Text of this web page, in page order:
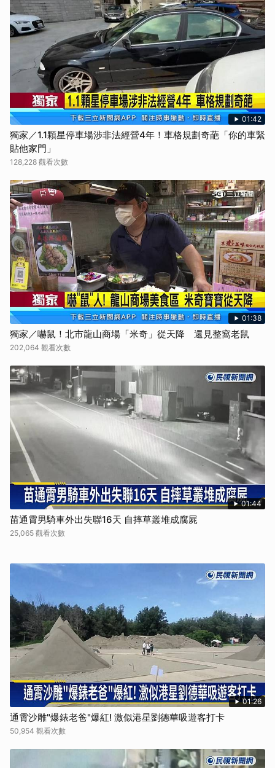
01:42
獨家／1.1顆星停車場涉非法經營4年！車格規劃奇葩「你的車緊
貼他家門」
128,228 觀看次數
01:38
獨家／嚇鼠！北市龍山商場「米奇」從天降 還見整窩老鼠
202,064 觀看次數
01:44
苗通霄男騎車外出失聯16天 自摔草叢堆成腐屍
25,065 觀看次數
01:26
通霄沙雕"爆錶老爸"爆紅! 激似港星劉德華吸遊客打卡
50,954 觀看次數